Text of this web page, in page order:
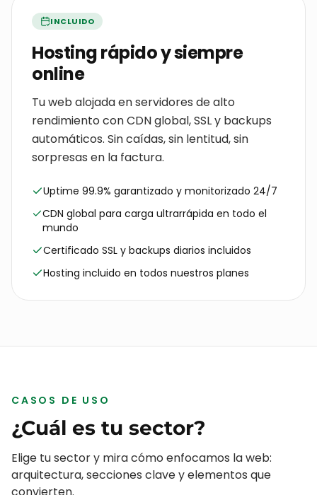
INCLUIDO
Analítica y conversión
Configuramos GA4, Meta Pixel, Tag Manager
y eventos personalizados para que sepas
qué páginas convierten y de dónde vienen
tus clientes.
Meta Pixel y conversiones API
Heatmaps y grabaciones (Hotjar/Clarity)
¿Cuál es tu sector?
Elige tu sector y mira cómo enfocamos la web:
arquitectura, secciones clave y elementos que
convierten.